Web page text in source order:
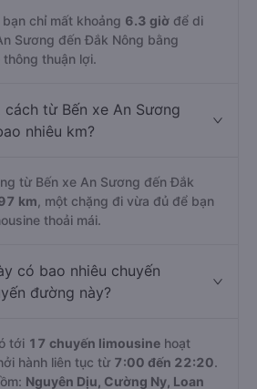
chỉ mất khoảng 6.3 giờ để di
Sương đến Đắk Nông bằng
thông thuận lợi.
cách từ Bến xe An Sương
nhiêu km?
từ Bến xe An Sương đến Đắk
km , một chặng đi vừa đủ để bạn
thoải mái.
có bao nhiêu chuyến
đường này?
tới 17 chuyến limousine hoạt
hành liên tục từ 7:00 đến 22:20.
Nguyên Dịu, Cường Ny, Loan